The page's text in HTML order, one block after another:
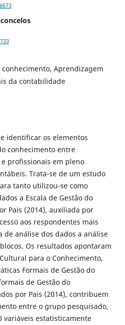
conhecimento, Aprendizagem
da contabilidade
identificar os elementos
conhecimento entre
profissionais em pleno
Trata-se de um estudo
tanto utilizou-se como
a Escala de Gestão do
Pais (2014), auxiliada por
aos respondentes mais
de análise dos dados a análise
Os resultados apontaram
para o Conhecimento,
Formais de Gestão do
de Gestão do
por Pais (2014), contribuem
entre o grupo pesquisado,
variáveis estatisticamente